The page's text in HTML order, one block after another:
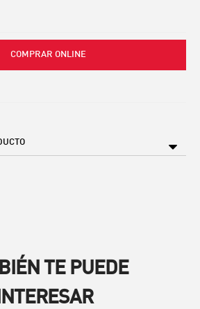
COMPRAR ONLINE
TE PUEDE
INTERESAR